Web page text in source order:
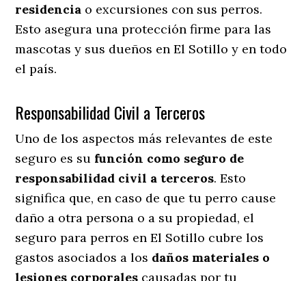
residencia o excursiones con sus perros.
Esto asegura una protección firme para las
mascotas y sus dueños en El Sotillo y en todo
el país.
Responsabilidad Civil a Terceros
Uno de los aspectos más relevantes de este
seguro es su función como seguro de
responsabilidad civil a terceros. Esto
significa que, en caso de que tu perro cause
daño a otra persona o a su propiedad, el
seguro para perros en El Sotillo cubre los
gastos asociados a los daños materiales o
lesiones corporales causadas por tu